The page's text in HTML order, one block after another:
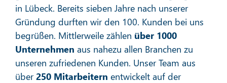
E-Mail-Marketing
Mehr erfahren
in Lübeck. Bereits sieben Jahre nach unserer
Gründung durften wir den 100. Kunden bei uns
begrüßen. Mittlerweile zählen über 1000
Unternehmen aus nahezu allen Branchen zu
unseren zufriedenen Kunden. Unser Team aus
über250 Mitarbeitern entwickelt auf der